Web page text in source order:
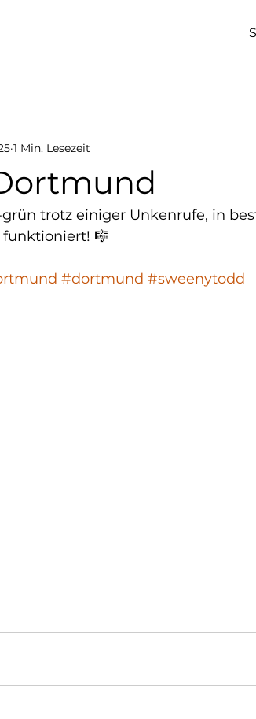
1 Min. Lesezeit
grün trotz einiger Unkenrufe, in
🎼
#dortmund #sweenytodd